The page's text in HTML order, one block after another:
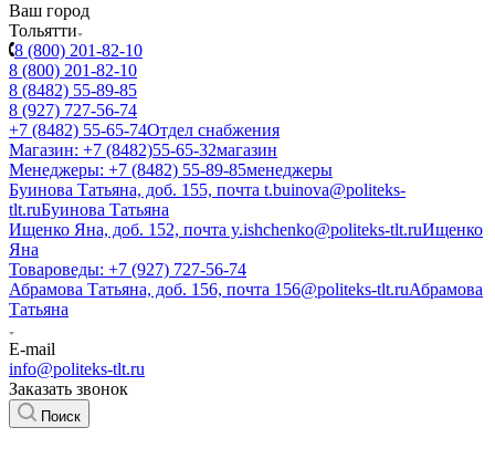
Ваш город
Тольятти
8 (800) 201-82-10
8 (800) 201-82-10
8 (8482) 55-89-85
8 (927) 727-56-74
+7 (8482) 55-65-74Отдел снабжения
Магазин: +7 (8482)55-65-32магазин
Менеджеры: +7 (8482) 55-89-85менеджеры
Буинова Татьяна, доб. 155, почта t.buinova@politeks-
tlt.ruБуинова Татьяна
Ищенко Яна, доб. 152, почта y.ishchenko@politeks-tlt.ruИщенко
Яна
Товароведы: +7 (927) 727-56-74
Абрамова Татьяна, доб. 156, почта 156@politeks-tlt.ruАбрамова
Татьяна
E-mail
info@politeks-tlt.ru
Заказать звонок
Поиск